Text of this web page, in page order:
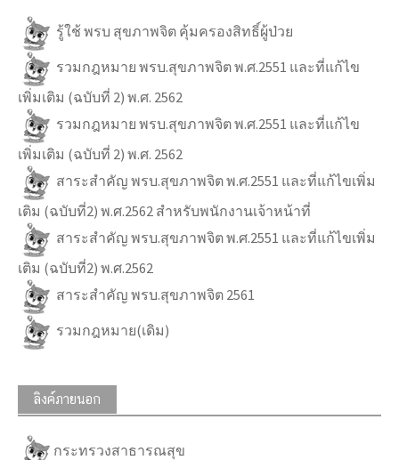
รู้ใช้ พรบ สุขภาพจิต คุ้มครองสิทธิ์ผู้ป่วย
รวมกฎหมาย พรบ.สุขภาพจิต พ.ศ.2551 และที่แก้ไข
เพิ่มเติม (ฉบับที่ 2) พ.ศ. 2562
รวมกฎหมาย พรบ.สุขภาพจิต พ.ศ.2551 และที่แก้ไข
เพิ่มเติม (ฉบับที่ 2) พ.ศ. 2562
สาระสำคัญ พรบ.สุขภาพจิต พ.ศ.2551 และที่แก้ไขเพิ่ม
เติม (ฉบับที่2) พ.ศ.2562 สำหรับพนักงานเจ้าหน้าที่
สาระสำคัญ พรบ.สุขภาพจิต พ.ศ.2551 และที่แก้ไขเพิ่ม
เติม (ฉบับที่2) พ.ศ.2562
สาระสำคัญ พรบ.สุขภาพจิต 2561
รวมกฎหมาย(เดิม)
ลิงค์ภายนอก
กระทรวงสาธารณสุข